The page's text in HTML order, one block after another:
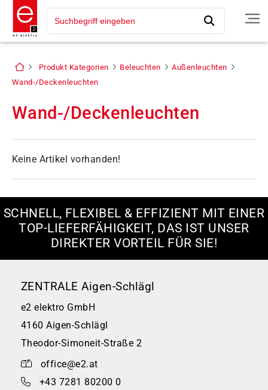
Produkt Kategorien Beleuchten
Außenleuchten
Wand-/Deckenleuchten
Wand-/Deckenleuchten
Keine Artikel vorhanden!
SCHNELL, FLEXIBEL & EFFIZIENT MIT EINER
TOP-LIEFERFÄHIGKEIT, DAS IST UNSER
DIREKTER VORTEIL FÜR SIE!
ZENTRALE Aigen-Schlägl
e2 elektro GmbH
4160 Aigen-Schlägl
Theodor-Simoneit-Straße 2
office@e2.at
+43 7281 80200 0